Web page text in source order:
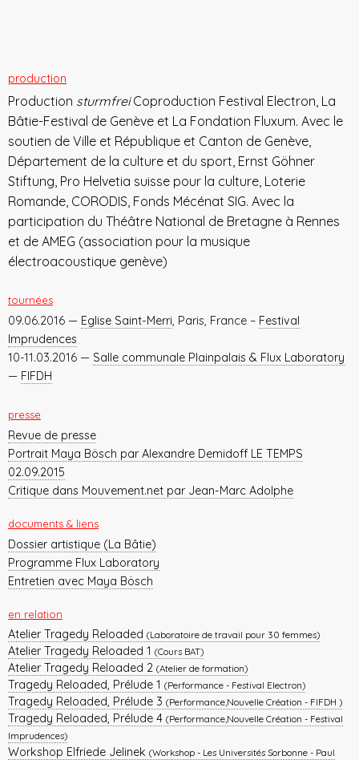
tournées
09.06.2016 — Eglise Saint-Merri, Paris, France – Festival
Imprudences
10-11.03.2016 — Salle communale Plainpalais & Flux Laboratory
— FIFDH
presse
Revue de presse
Portrait Maya Bösch par Alexandre Demidoff LE TEMPS
02.09.2015
Critique dans Mouvement.net par Jean-Marc Adolphe
documents & liens
Dossier artistique (La Bâtie)
Programme Flux Laboratory
Entretien avec Maya Bösch
en relation
Atelier Tragedy Reloaded (Laboratoire de travail pour 30 femmes)
Atelier Tragedy Reloaded 1 (Cours BAT)
Atelier Tragedy Reloaded 2 (Atelier de formation)
Tragedy Reloaded, Prélude 1 (Performance - Festival Electron)
Tragedy Reloaded, Prélude 3 (Performance,Nouvelle Création - FIFDH )
Tragedy Reloaded, Prélude 4 (Performance,Nouvelle Création - Festival
Imprudences)
Workshop Elfriede Jelinek (Workshop - Les Universités Sorbonne - Paul
production
Production sturmfreiCoproduction Festival Electron, La
Bâtie-Festival de Genève et La Fondation Fluxum. Avec le
soutien de Ville et République et Canton de Genève,
Département de la culture et du sport, Ernst Göhner
Stiftung, Pro Helvetia suisse pour la culture, Loterie
Romande, CORODIS, Fonds Mécénat SIG. Avec la
participation du Théâtre National de Bretagne à Rennes
et de AMEG (association pour la musique
électroacoustique genève)